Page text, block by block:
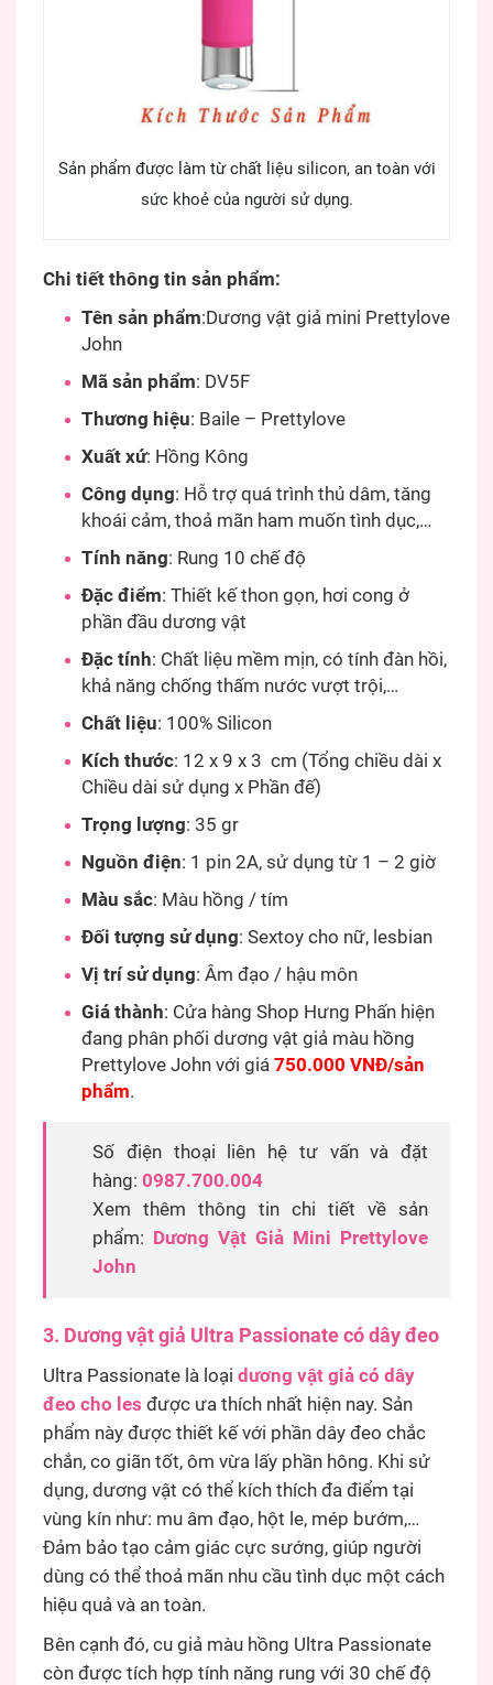
Sản phẩm được làm từ chất liệu silicon, an toàn với
sức khoẻ của người sử dụng.
Chi tiết thông tin sản phẩm:
Tên sản phẩm:Dương vật giả mini Prettylove
John
Mã sản phẩm: DV5F
Thương hiệu: Baile – Prettylove
Xuất xứ: Hồng Kông
Công dụng: Hỗ trợ quá trình thủ dâm, tăng
khoái cảm, thoả mãn ham muốn tình dục,…
Tính năng: Rung 10 chế độ
Đặc điểm: Thiết kế thon gọn, hơi cong ở
phần đầu dương vật
Đặc tính: Chất liệu mềm mịn, có tính đàn hồi,
khả năng chống thấm nước vượt trội,…
Chất liệu: 100% Silicon
Kích thước: 12 x 9 x 3 cm (Tổng chiều dài x
Chiều dài sử dụng x Phần đế)
Trọng lượng: 35 gr
Nguồn điện: 1 pin 2A, sử dụng từ 1 – 2 giờ
Màu sắc: Màu hồng / tím
Đối tượng sử dụng: Sextoy cho nữ, lesbian
Vị trí sử dụng: Âm đạo / hậu môn
Giá thành: Cửa hàng Shop Hưng Phấn hiện
đang phân phối dương vật giả màu hồng
Prettylove John với giá 750.000 VNĐ/sản
phẩm.
Số điện thoại liên hệ tư vấn và đặt
hàng: 0987.700.004
Xem thêm thông tin chi tiết về sản
phẩm: Dương Vật Giả Mini Prettylove
John
3. Dương vật giả Ultra Passionate có dây đeo
Ultra Passionate là loại dương vật giả có dây
đeo cho les được ưa thích nhất hiện nay. Sản
phẩm này được thiết kế với phần dây đeo chắc
chắn, co giãn tốt, ôm vừa lấy phần hông. Khi sử
dụng, dương vật có thể kích thích đa điểm tại
vùng kín như: mu âm đạo, hột le, mép bướm,…
Đảm bảo tạo cảm giác cực sướng, giúp người
dùng có thể thoả mãn nhu cầu tình dục một cách
hiệu quả và an toàn.
Bên cạnh đó, cu giả màu hồng Ultra Passionate
còn được tích hợp tính năng rung với 30 chế độ